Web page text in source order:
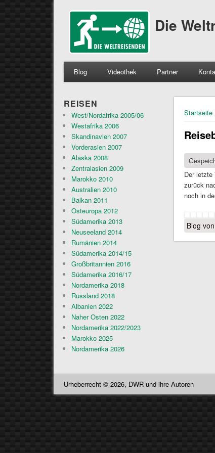
Die
Blog Videothek Partner
Sie
Startseite
Der letzte
zurück
noch in
Blog
REISEN
West/Nordafrika 2005/06
Westafrika 2006
Skandinavien 2007
Vorderasien 2007
Alaska 2008
Zentralasien 2009
Marokko 2010
Australien 2010
Balkan 2011
Osteuropa 2012
Südamerika 2013
Neuseeland 2014
Rumänien 2014
Südamerika 2014/15
Großbritannien 2016
Südamerika 2016/17
Nordamerika 2018
Russland 2018
Albanien 2022
Naher Osten 2022
Nordamerika 2022/2023
Marokko 2025
Nordamerika 2026
Urheberrecht © 2026, DWR und ihre Autoren